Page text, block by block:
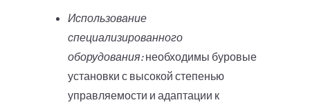
Использование
специализированного
оборудования:необходимы буровые
установки с высокой степенью
управляемости и адаптации к